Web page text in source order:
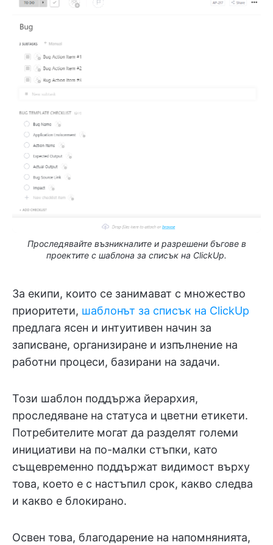
Проследявайте възникналите и разрешени бъгове в
проектите с шаблона за списък на ClickUp.
За екипи, които се занимават с множество
приоритети, шаблонът за списък на ClickUp
предлага ясен и интуитивен начин за
записване, организиране и изпълнение на
работни процеси, базирани на задачи.
Този шаблон поддържа йерархия,
проследяване на статуса и цветни етикети.
Потребителите могат да разделят големи
инициативи на по-малки стъпки, като
същевременно поддържат видимост върху
това, което е с настъпил срок, какво следва
и какво е блокирано.
Освен това, благодарение на напомнянията,